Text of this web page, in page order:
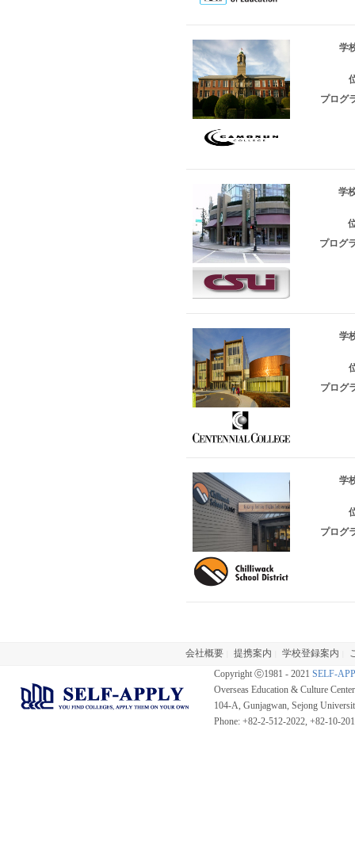
学
プログ
学
プログ
学
プログ
学
プログ
会社概要 提携案内 学校登録案内
Copyright ⓒ1981 - 2021 SELF-
Overseas Education & Culture
104-A, Gunjagwan, Sejong
Phone: +82-2-512-2022, +82-10-